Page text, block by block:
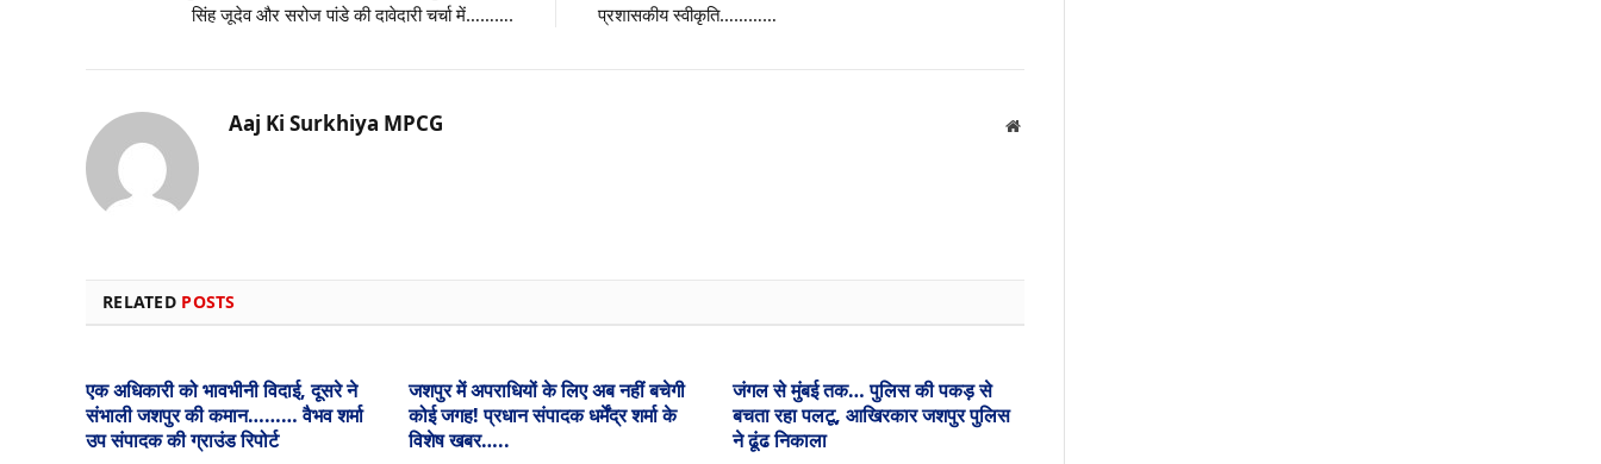
सिंह जूदेव और सरोज पांडे की दावेदारी चर्चा में……….
प्रशासकीय स्वीकृति…………
Aaj Ki Surkhiya MPCG Website
RELATED POSTS
एक अधिकारी को भावभीनी विदाई, दूसरे ने
संभाली जशपुर की कमान……… वैभव शर्मा
उप संपादक की ग्राउंड रिपोर्ट
जशपुर में अपराधियों के लिए अब नहीं बचेगी
कोई जगह! प्रधान संपादक धर्मेंद्र शर्मा के
विशेष खबर…..
जंगल से मुंबई तक… पुलिस की पकड़ से
बचता रहा पलटू, आखिरकार जशपुर पुलिस
ने ढूंढ निकाला